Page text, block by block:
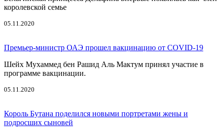
королевской семье
05.11.2020
Премьер-министр ОАЭ прошел вакцинацию от COVID-19
Шейх Мухаммед бен Рашид Аль Мактум принял участие в
программе вакцинации.
05.11.2020
Король Бутана поделился новыми портретами жены и
подросших сыновей